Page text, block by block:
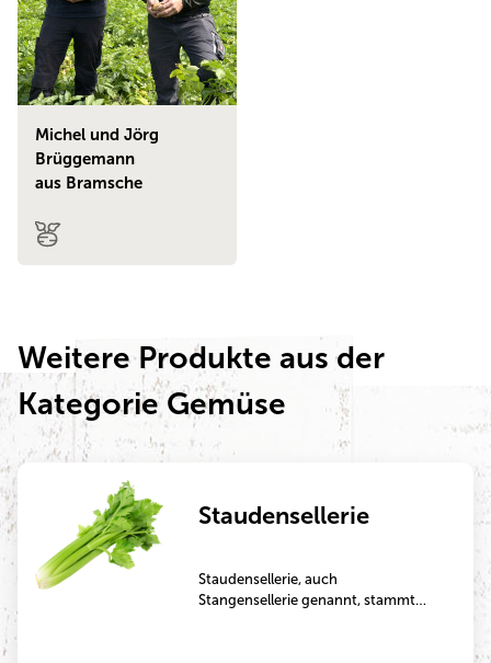
Michel und Jörg
Brüggemann
aus Bramsche
Weitere Produkte aus der
Kategorie Gemüse
Staudensellerie
Staudensellerie, auch
Stangensellerie genannt, stammt